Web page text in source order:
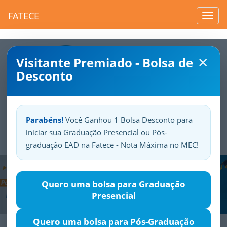
FATECE
×
Visitante Premiado - Bolsa de
Desconto
Parabéns! Você Ganhou 1 Bolsa Desconto para
iniciar sua Graduação Presencial ou Pós-
graduação EAD na Fatece - Nota Máxima no MEC!
Quero uma bolsa para Graduação
Presencial
Quero uma bolsa para Pós-Graduação
SuaFatece.Seuorgulho.
Previous